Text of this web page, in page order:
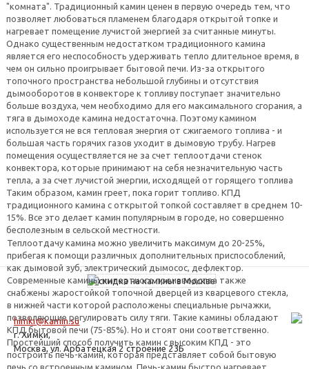
"комната". Традиционный камин ценен в первую очередь тем, что
позволяет любоваться пламенем благодаря открытой топке и
нагревает помещение лучистой энергией за считанные минуты.
Однако существенным недостатком традиционного камина
является его неспособность удерживать тепло длительное время, в
чем он сильно проигрывает бытовой печи. Из-за открытого
топочного пространства небольшой глубины и отсутствия
дымооборотов в конвекторе к топливу поступает значительно
больше воздуха, чем необходимо для его максимального сгорания, а
тяга в дымоходе камина недостаточна. Поэтому камином
используется не вся тепловая энергия от сжигаемого топлива - и
большая часть горячих газов уходит в дымовую трубу. Нагрев
помещения осуществляется не за счет теплоотдачи стенок
конвектора, которые принимают на себя незначительную часть
тепла, а за счет лучистой энергии, исходящей от горящего топлива
Таким образом, камин греет, пока горит топливо. КПД
традиционного камина с открытой топкой составляет в среднем 10-
15%. Все это делает камин популярным в городе, но совершенно
бесполезным в сельской местности.
Теплоотдачу камина можно увеличить максимум до 20-25%,
прибегая к помощи различных дополнительных приспособлений,
как дымовой зуб, электрический дымосос, дефлектор.
Современные камины импортного производства также
снабжены жаростойкой топочной дверцей из кварцевого стекла,
в нижней части которой расположены специальные рычажки,
позволяющие регулировать силу тяги. Такие камины обладают
КПД бытовой печи (75-85%). Но и стоят они соответственно.
Простейший способ получить камин с высоким КПД - это
построить печь-камин, которая представляет собой бытовую
himki@kamin.su
г. Химки,
Москва, ул. Арбатецкая 2 строение 23Б